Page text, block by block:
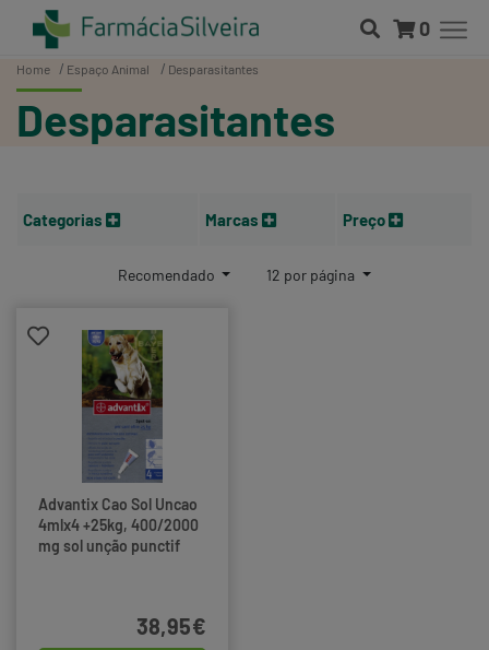
0
Home Espaço Animal Desparasitantes
Desparasitantes
Categorias Marcas Preço
Recomendado 12 por página
Advantix Cao Sol Uncao
4mlx4 +25kg, 400/2000
mg sol unção punctif
38,95€